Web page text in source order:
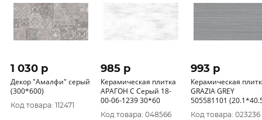
1 030 p
Декор "Амалфи" серый
(300*600)
Код товара: 112471
985 p
Керамическая плитка
АРАГОН С Серый 18-
00-06-1239 30*60
Код товара: 048566
993 p
Керамическая
GRAZIA GREY
505581101
Код товара: 023236